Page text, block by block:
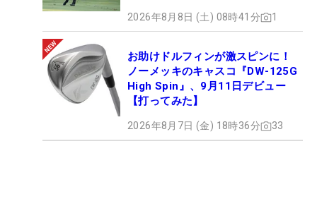
2026年8月8日 (土) 08時41分 1
お助けドルフィンが激スピンに！
ノーメッキのキャスコ『DW-125G
High Spin』、9月11日デビュー
【打ってみた】
2026年8月7日 (金) 18時36分 33